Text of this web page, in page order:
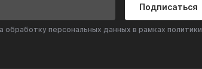
Подписаться
обработку персональных данных в рамках политики